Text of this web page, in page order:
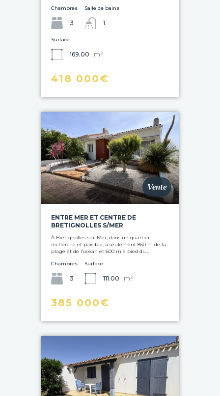
Chambres
3
Salle de bains
1
Surface
169.00 m²
418 000€
Vente
ENTRE MER ET CENTRE DE
BRETIGNOLLES S/MER
À Brétignolles-sur-Mer, dans un quartier
recherché et paisible, à seulement 850 m de la
plage et de l’océan et 600 m à pied du…
Chambres
3
Surface
111.00 m²
385 000€